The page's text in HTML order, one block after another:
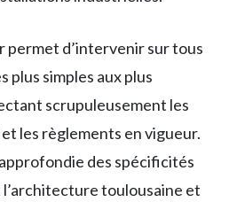
permet d’intervenir sur tous
plus simples aux plus
scrupuleusement les
les règlements en vigueur.
des spécificités
toulousaine et